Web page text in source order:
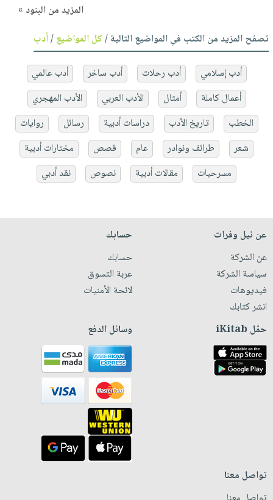
المزيد من البنود »
تصفح المزيد من الكتب في المواضيع التالية /كل المواضيع/أدب
أدب إسلامي أدب رحلات أدب ساخر
أدب عالمي
أعمال كاملة
أمثال الأدب العربي
الأدب المهجري
الخطب
تاريخ الأدب دراسات أدبية رسائل
روايات
شعر
طرائف ونوادر عام قصص
مختارات أدبية
مسرحيات
مقالات أدبية نصوص نقد أدبي
عن نيل وفرات
عن الشركة
سياسة الشركة
فيديوهات
انشر كتابك
حسابك
حسابك
عربة التسوق
لائحة الأمنيات
حمّل iKitab وسائل الدفع
تواصل معنا